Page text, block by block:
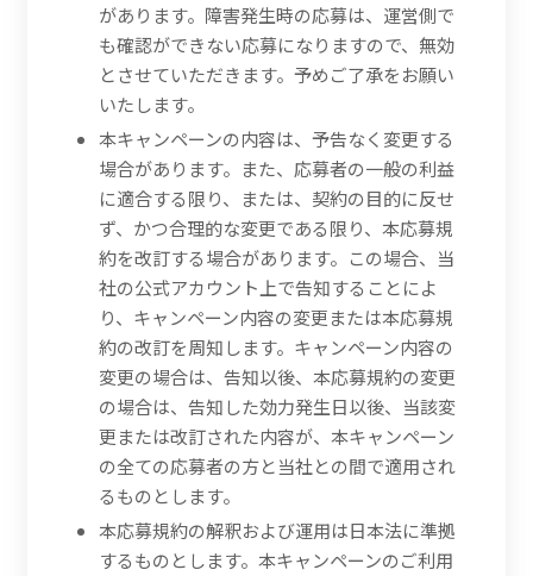
があります。障害発生時の応募は、運営側で
も確認ができない応募になりますので、無効
とさせていただきます。予めご了承をお願い
いたします。
本キャンペーンの内容は、予告なく変更する
場合があります。また、応募者の一般の利益
に適合する限り、または、契約の目的に反せ
ず、かつ合理的な変更である限り、本応募規
約を改訂する場合があります。この場合、当
社の公式アカウント上で告知することによ
り、キャンペーン内容の変更または本応募規
約の改訂を周知します。キャンペーン内容の
変更の場合は、告知以後、本応募規約の変更
の場合は、告知した効力発生日以後、当該変
更または改訂された内容が、本キャンペーン
の全ての応募者の方と当社との間で適用され
るものとします。
本応募規約の解釈および運用は日本法に準拠
するものとします。本キャンペーンのご利用